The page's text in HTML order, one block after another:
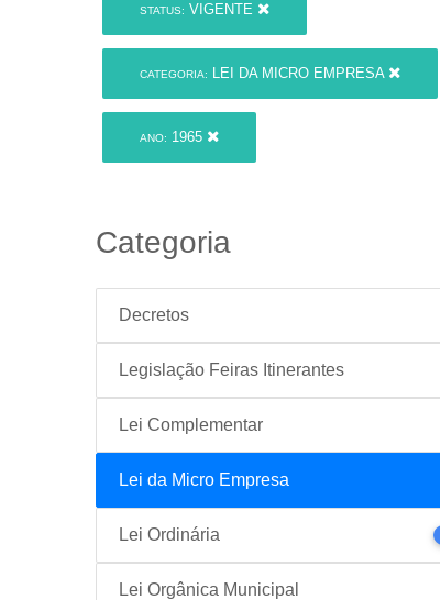
STATUS: VIGENTE
CATEGORIA: LEI DA MICRO EMPRESA
ANO: 1965
Categoria
Decretos
Legislação Feiras Itinerantes
Lei Complementar
Lei da Micro Empresa
Lei Ordinária
Lei Orgânica Municipal